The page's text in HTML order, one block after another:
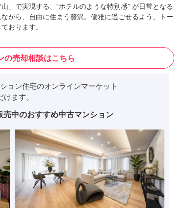
」で実現する、“ホテルのような特別感” が日常となる
がら、自由に住まう贅沢。優雅に過ごせるよう、トー
おります。
の売却相談はこちら
ョン住宅のオンラインマーケット
けます。
売中のおすすめ中古マンション